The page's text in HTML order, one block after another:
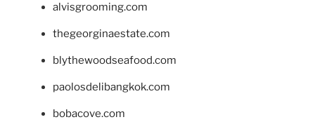
alvisgrooming.com
thegeorginaestate.com
blythewoodseafood.com
paolosdelibangkok.com
bobacove.com